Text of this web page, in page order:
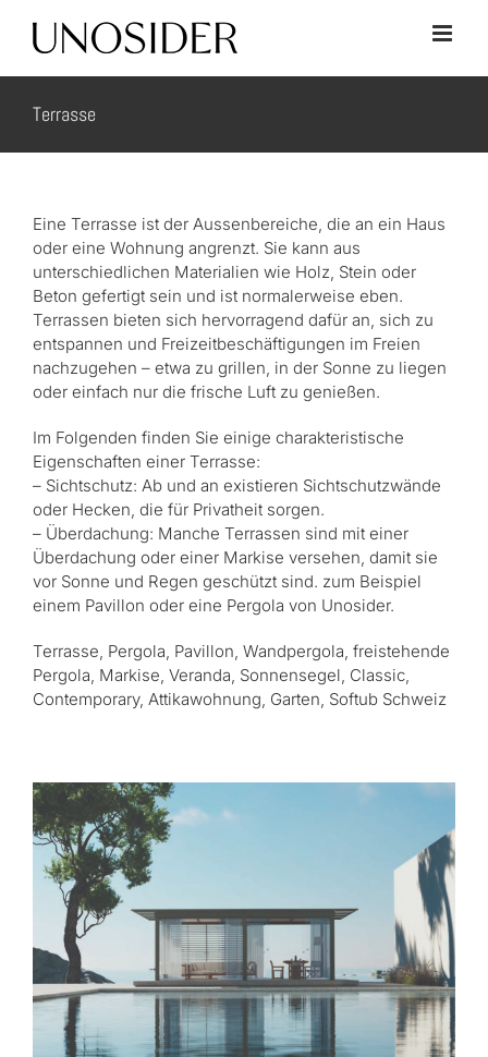
content
Terrasse
Eine Terrasse ist der Aussenbereiche, die an ein Haus
oder eine Wohnung angrenzt. Sie kann aus
unterschiedlichen Materialien wie Holz, Stein oder
Beton gefertigt sein und ist normalerweise eben.
Terrassen bieten sich hervorragend dafür an, sich zu
entspannen und Freizeitbeschäftigungen im Freien
nachzugehen – etwa zu grillen, in der Sonne zu liegen
oder einfach nur die frische Luft zu genießen.
Im Folgenden finden Sie einige charakteristische
Eigenschaften einer Terrasse:
– Sichtschutz: Ab und an existieren Sichtschutzwände
oder Hecken, die für Privatheit sorgen.
– Überdachung: Manche Terrassen sind mit einer
Überdachung oder einer Markise versehen, damit sie
vor Sonne und Regen geschützt sind. zum Beispiel
einem Pavillon oder eine Pergola von Unosider.
Terrasse, Pergola, Pavillon, Wandpergola, freistehende
Pergola, Markise, Veranda, Sonnensegel, Classic,
Contemporary, Attikawohnung, Garten, Softub Schweiz